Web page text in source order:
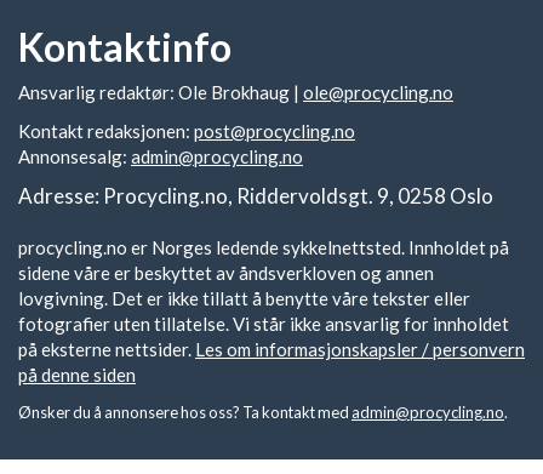
Kontaktinfo
Ansvarlig redaktør: Ole Brokhaug | ole@procycling.no
Kontakt redaksjonen: post@procycling.no
Annonsesalg: admin@procycling.no
Adresse: Procycling.no, Riddervoldsgt. 9, 0258 Oslo
procycling.no er Norges ledende sykkelnettsted. Innholdet på
sidene våre er beskyttet av åndsverkloven og annen
lovgivning. Det er ikke tillatt å benytte våre tekster eller
fotografier uten tillatelse. Vi står ikke ansvarlig for innholdet
på eksterne nettsider. Les om informasjonskapsler / personvern
på denne siden
Ønsker du å annonsere hos oss? Ta kontakt medadmin@procycling.no.